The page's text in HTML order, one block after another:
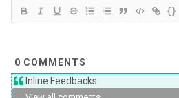
{}
0 COMMENTS
Inline Feedbacks